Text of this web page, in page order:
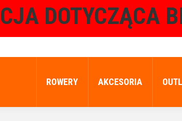
DOTYCZĄCA
ROWERY AKCESORIA